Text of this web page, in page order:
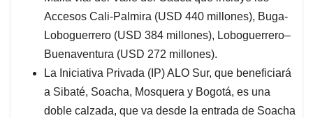
Accesos Cali-Palmira (USD 440 millones), Buga-
Loboguerrero (USD 384 millones), Loboguerrero–
Buenaventura (USD 272 millones).
La Iniciativa Privada (IP) ALO Sur, que beneficiará
a Sibaté, Soacha, Mosquera y Bogotá, es una
doble calzada, que va desde la entrada de Soacha